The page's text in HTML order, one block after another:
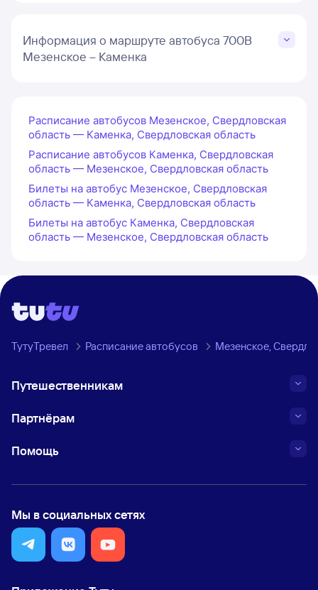
Информация о маршруте автобуса 700В
Мезенское – Каменка
Расписание автобусов Мезенское, Свердловская
область — Каменка, Свердловская область
Расписание автобусов Каменка, Свердловская
область — Мезенское, Свердловская область
Билеты на автобус Мезенское, Свердловская
область — Каменка, Свердловская область
Билеты на автобус Каменка, Свердловская
область — Мезенское, Свердловская область
ТутуТревел Расписание автобусов Мезенское,
Путешественникам
Партнёрам
Помощь
Мы в социальных сетях